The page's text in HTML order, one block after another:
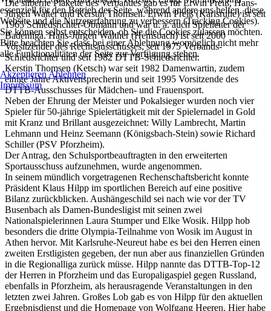
Die silberne Plakette des Verbandes gab es für Erwin Preiß, Hans-
Jürgen Walter und Kerstin Thomsen. Erwin Preiß (Karlsruhe) ist seit
1965 Schiedsrichter-Obmann und war u. a. auch Spielleiter der
Badenliga. Hans-Jürgen Walther (Hemsbach) ist seit 2000
Vorsitzender des Rechtsausschusses, seit 1975 Verbands-
Schiedsrichter und seit 1982 DTTB-Schiedsrichter.
Kerstin Thomsen (Ketsch) war seit 1982 Damenwartin, zudem
einige Jahre Aktivensprecherin und seit 1995 Vorsitzende des
DTTB-Ausschusses für Mädchen- und Frauensport.
Neben der Ehrung der Meister und Pokalsieger wurden noch vier
Spieler für 50-jährige Spielertätigkeit mit der Spielernadel in Gold
mit Kranz und Brillant ausgezeichnet: Willy Lambrecht, Martin
Lehmann und Heinz Seemann (Königsbach-Stein) sowie Richard
Schiller (PSV Pforzheim).
Der Antrag, den Schulsportbeauftragten in den erweiterten
Sportausschuss aufzunehmen, wurde angenommen.
In seinem mündlich vorgetragenen Rechenschaftsbericht konnte
Präsident Klaus Hilpp im sportlichen Bereich auf eine positive
Bilanz zurückblicken. Aushängeschild sei nach wie vor der TV
Busenbach als Damen-Bundesligist mit seinen zwei
Nationalspielerinnen Laura Stumper und Elke Wosik. Hilpp hob
besonders die dritte Olympia-Teilnahme von Wosik im August in
Athen hervor. Mit Karlsruhe-Neureut habe es bei den Herren einen
zweiten Erstligisten gegeben, der nun aber aus finanziellen Gründen
in die Regionalliga zurück müsse. Hilpp nannte das DTTB-Top-12
der Herren in Pforzheim und das Europaligaspiel gegen Russland,
ebenfalls in Pforzheim, als herausragende Veranstaltungen in den
letzten zwei Jahren. Großes Lob gab es von Hilpp für den aktuellen
Ergebnisdienst und die Homepage von Wolfgang Heeren. Hier habe
essenziell für den Betrieb der Seite, während andere uns helfen, diese
Website und die Nutzererfahrung zu verbessern (Tracking Cookies).
Sie können selbst entscheiden, ob Sie die Cookies zulassen möchten.
Bitte beachten Sie, dass bei einer Ablehnung womöglich nicht mehr
alle Funktionalitäten der Seite zur Verfügung stehen.
Akzeptieren Ablehnen
Impressum